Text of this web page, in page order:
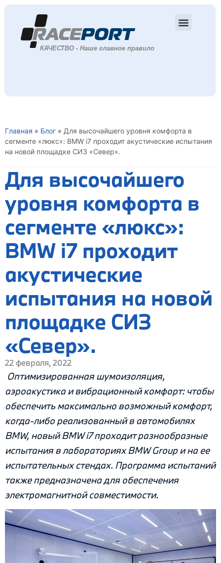
Главная » Блог » Для высочайшего уровня комфорта в
сегменте «люкс»: BMW i7 проходит акустические испытания
на новой площадке СИЗ «Север».
Для высочайшего
уровня комфорта в
сегменте «люкс»:
BMW i7 проходит
акустические
испытания на новой
площадке СИЗ
«Север».
22 февраля, 2022
Оптимизированная шумоизоляция,
аэроакустика и вибрационный комфорт: чтобы
обеспечить максимально возможный комфорт,
когда-либо реализованный в автомобилях
BMW, новый BMW i7 проходит разнообразные
испытания в лабораториях BMW Group и на ее
испытательных стендах. Программа испытаний
также предназначена для обеспечения
электромагнитной совместимости.